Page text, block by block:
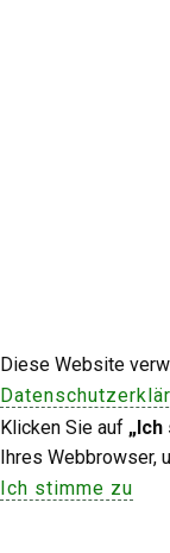
Diese Website
Klicken Sie auf
Ihres Webbrowser,
Ich stimme zu